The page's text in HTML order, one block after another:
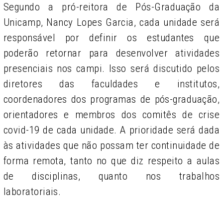
Segundo a pró-reitora de Pós-Graduação da
Unicamp, Nancy Lopes Garcia, cada unidade será
responsável por definir os estudantes que
poderão retornar para desenvolver atividades
presenciais nos campi. Isso será discutido pelos
diretores das faculdades e institutos,
coordenadores dos programas de pós-graduação,
orientadores e membros dos comitês de crise
covid-19 de cada unidade. A prioridade será dada
às atividades que não possam ter continuidade de
forma remota, tanto no que diz respeito a aulas
de disciplinas, quanto nos trabalhos
laboratoriais.